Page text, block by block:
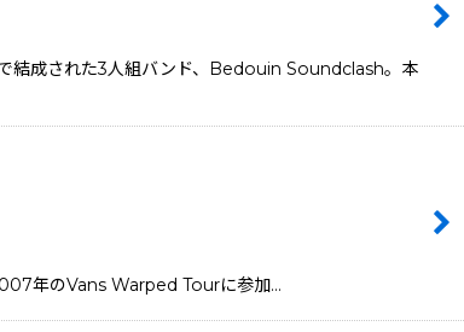
結成された3人組バンド、Bedouin Soundclash。本
年のVans Warped Tourに参加…